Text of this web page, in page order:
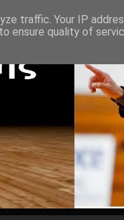
traffic. Your IP
ensure quality of